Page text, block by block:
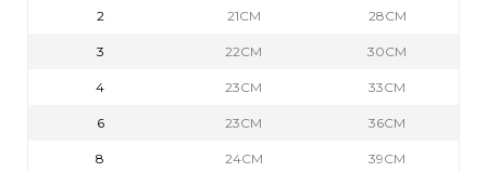
2 21CM 28CM
3 22CM 30CM
4 23CM 33CM
6 23CM 36CM
8 24CM 39CM